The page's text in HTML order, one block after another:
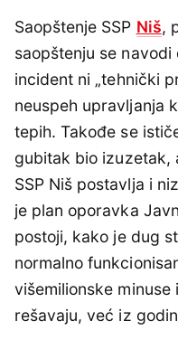
Saopštenje SSP Niš,
saopštenju se
incident ni „tehnički
neuspeh upravljanja
tepih. Takođe se
gubitak bio izuzetak,
SSP Niš postavlja i
je plan oporavka
postoji, kako je dug
normalno
višemilionske
rešavaju, već iz